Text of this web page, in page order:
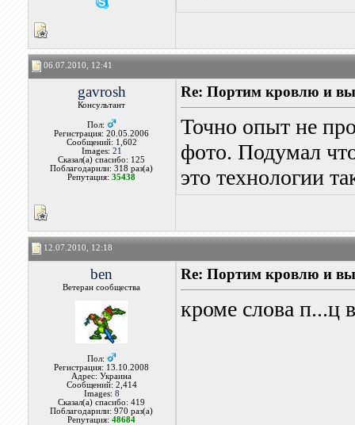
06.07.2010, 12:41
gavrosh
Консультант
Пол:
Регистрация: 20.05.2006
Сообщений: 1,602
Images: 21
Сказал(а) спасибо: 125
Поблагодарили: 318 раз(а)
Репутация:35438
Re: Портим кровлю и
Точно опыт не
фото. Подумал
это технологии
12.07.2010, 12:18
ben
Ветеран сообщества
Пол:
Регистрация: 13.10.2008
Адрес: Украина
Сообщений: 2,414
Images: 8
Сказал(а) спасибо: 419
Поблагодарили: 970 раз(а)
Репутация:48684
Re: Портим кровлю и
кроме слова п...ц